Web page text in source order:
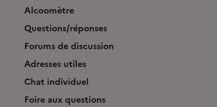
Alcoomètre
Questions/réponses
Forums de discussion
Adresses utiles
Chat individuel
Foire aux questions